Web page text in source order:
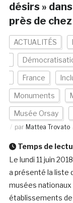
désirs »
près de chez
ACTUALITÉS
France
Monuments
Musée Orsay
par Mattea Trovato
Temps de
Le lundi 11 juin
a présenté la liste
musées
établissements de